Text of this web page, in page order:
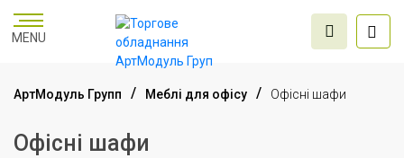
MENU
Торгове
АртМодуль Групп Меблі для офісу Офісні шафи
Офісні шафи